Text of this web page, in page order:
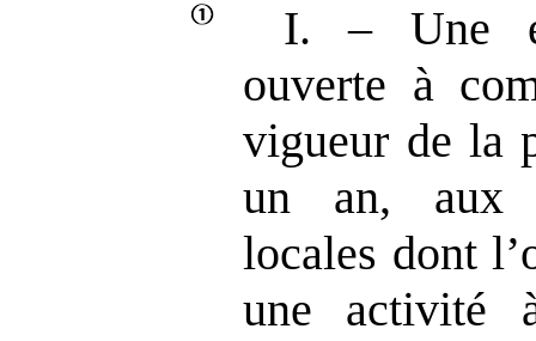
I. – Une
ouverte à
vigueur de la
un an, aux
locales dont
une activité